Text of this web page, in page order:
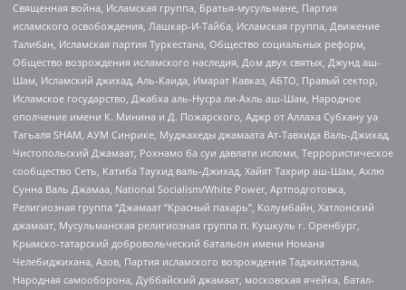
Священная война, Исламская группа, Братья-мусульмане, Партия
исламского освобождения, Лашкар-И-Тайба, Исламская группа, Движение
Талибан, Исламская партия Туркестана, Общество социальных реформ,
Общество возрождения исламского наследия, Дом двух святых, Джунд аш-
Шам, Исламский джихад, Аль-Каида, Имарат Кавказ, АБТО, Правый сектор,
Исламское государство, Джабха аль-Нусра ли-Ахль аш-Шам, Народное
ополчение имени К. Минина и Д. Пожарского, Аджр от Аллаха Субхану уа
Тагьаля SHAM, АУМ Синрике, Муджахеды джамаата Ат-Тавхида Валь-Джихад,
Чистопольский Джамаат, Рохнамо ба суи давлати исломи, Террористическое
сообщество Сеть, Катиба Таухид валь-Джихад, Хайят Тахрир аш-Шам, Ахлю
Сунна Валь Джамаа, National Socialism/White Power, Артподготовка,
Религиозная группа “Джамаат “Красный пахарь”, Колумбайн, Хатлонский
джамаат, Мусульманская религиозная группа п. Кушкуль г. Оренбург,
Крымско-татарский добровольческий батальон имени Номана
Челебиджихана, Азов, Партия исламского возрождения Таджикистана,
Народная самооборона, Дуббайский джамаат, московская ячейка, Батал-